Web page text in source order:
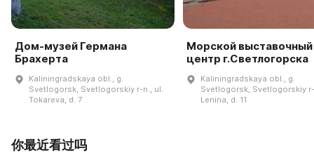
Дом-музей Германа
Брахерта
Kaliningradskaya obl., g.
Svetlogorsk, Svetlogorskiy r-n., ul.
Tokareva, d. 7
Морской выставочный
центр г.Светлогорска
Kaliningradskaya obl., g.
Svetlogorsk, Svetlogorskiy
Lenina, d. 11
你最近看过吗